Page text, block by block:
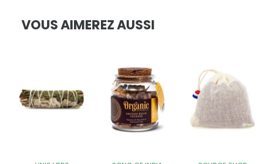
VOUS AIMEREZ AUSSI